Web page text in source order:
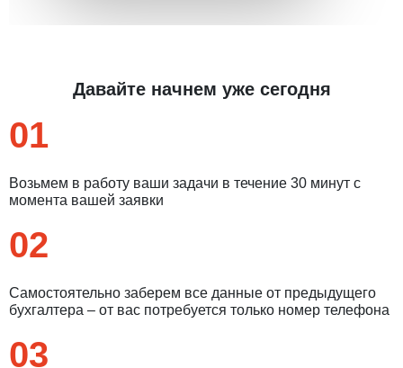
Давайте начнем уже сегодня
01
Возьмем в работу ваши задачи в течение 30 минут с
момента вашей заявки
02
Самостоятельно заберем все данные от предыдущего
бухгалтера – от вас потребуется только номер телефона
03